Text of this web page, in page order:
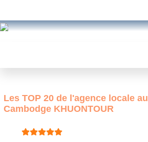
Les TOP 20 de l'agence locale au
Cambodge KHUONTOUR
Vote utilisateur: